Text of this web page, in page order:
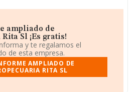
ampliado de
Sl ¡Es gratis!
y te regalamos el
de esta empresa.
AMPLIADO DE
RITA SL